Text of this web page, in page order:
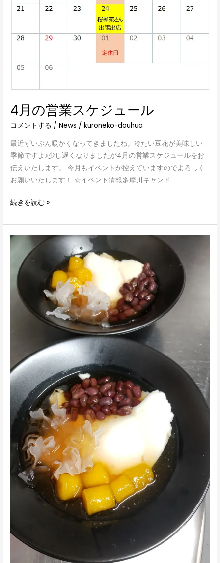
4月の営業スケジュール
コメントする /News /kuroneko-douhua
最近ずいぶん暖かくなってきましたね。冷たい豆花が美味しい
季節ですよ♪少し遅くなりましたが4月の営業スケジュールをお
伝えいたします。 今月もイベントが控えていますのでよろしく
お願いいたします！ ☆イベント情報多摩川キャンド
ー
続きを読む »
2/28(水)
宛
さ